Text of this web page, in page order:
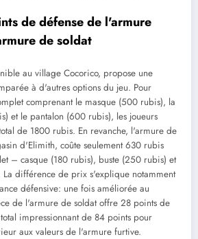
de défense de l'armure
de soldat
au village Cocorico, propose une
à d'autres options du jeu. Pour
comprenant le masque (500 rubis), la
et le pantalon (600 rubis), les joueurs
de 1800 rubis. En revanche, l'armure de
d'Elimith, coûte seulement 630 rubis
– casque (180 rubis), buste (250 rubis) et
différence de prix s'explique notamment
défensive: une fois améliorée au
de l'armure de soldat offre 28 points de
impressionnant de 84 points pour
aux valeurs de l'armure furtive.